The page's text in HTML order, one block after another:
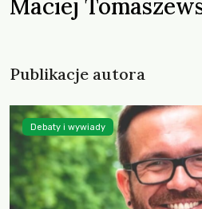
Maciej
Publikacje autora
Debaty i wywiady